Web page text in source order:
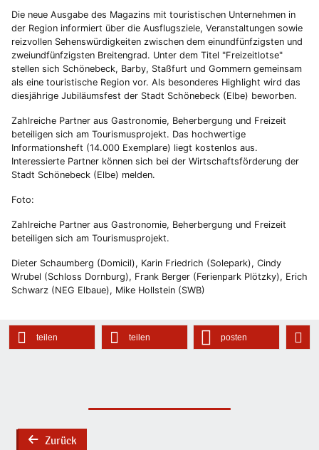
Die neue Ausgabe des Magazins mit touristischen Unternehmen in
der Region informiert über die Ausflugsziele, Veranstaltungen sowie
reizvollen Sehenswürdigkeiten zwischen dem einundfünfzigsten und
zweiundfünfzigsten Breitengrad. Unter dem Titel "Freizeitlotse"
stellen sich Schönebeck, Barby, Staßfurt und Gommern gemeinsam
als eine touristische Region vor. Als besonderes Highlight wird das
diesjährige Jubiläumsfest der Stadt Schönebeck (Elbe) beworben.
Zahlreiche Partner aus Gastronomie, Beherbergung und Freizeit
beteiligen sich am Tourismusprojekt. Das hochwertige
Informationsheft (14.000 Exemplare) liegt kostenlos aus.
Interessierte Partner können sich bei der Wirtschaftsförderung der
Stadt Schönebeck (Elbe) melden.
Foto:
Zahlreiche Partner aus Gastronomie, Beherbergung und Freizeit
beteiligen sich am Tourismusprojekt.
Dieter Schaumberg (Domicil), Karin Friedrich (Solepark), Cindy
Wrubel (Schloss Dornburg), Frank Berger (Ferienpark Plötzky), Erich
Schwarz (NEG Elbaue), Mike Hollstein (SWB)
teilen teilen posten
backZurück